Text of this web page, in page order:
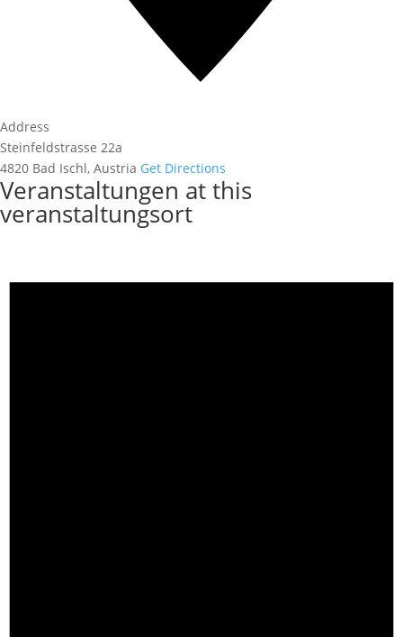
Address
Steinfeldstrasse 22a
4820 Bad Ischl, Austria Get Directions
Veranstaltungen at this
veranstaltungsort